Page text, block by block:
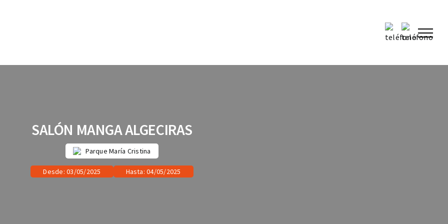
SALÓN MANGA ALGECIRAS
Parque María Cristina
Desde: 03/05/2025 Hasta: 04/05/2025